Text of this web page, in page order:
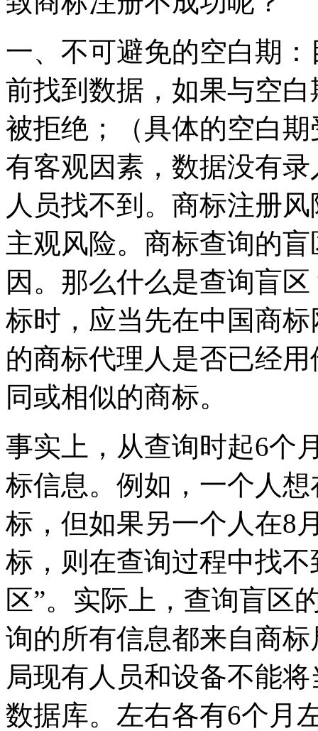
一、不可避免的空白期
前找到数据，如果与空
被拒绝；（具体的空白
有客观因素，数据没有
人员找不到。商标注册
主观风险。商标查询的
因。那么什么是查询盲
标时，应当先在中国商
的商标代理人是否已经
同或相似的商标。
事实上，从查询时起6个
标信息。例如，一个人
标，但如果另一个人在8
标，则在查询过程中找
区”。实际上，查询盲区
询的所有信息都来自商
局现有人员和设备不能
数据库。左右各有6个月